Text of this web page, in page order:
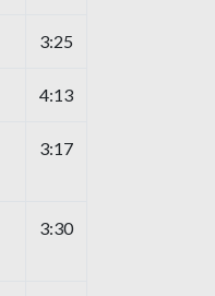
3:25
4:13
3:17
3:30